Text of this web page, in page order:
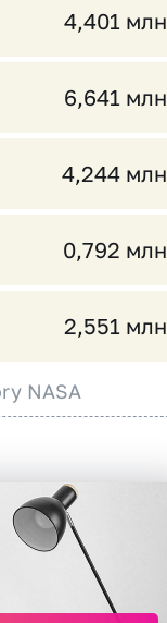
4,401
6,641
4,244
0,792
2,551
NASA